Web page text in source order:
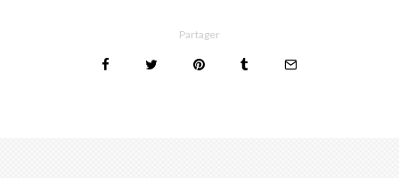
Partager